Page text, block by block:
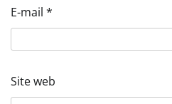
E-mail *
Site web